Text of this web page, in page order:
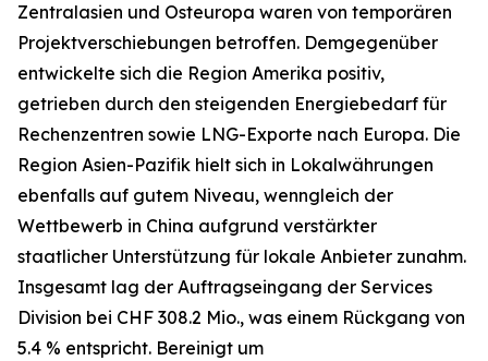
Zentralasien und Osteuropa waren von temporären
Projektverschiebungen betroffen. Demgegenüber
entwickelte sich die Region Amerika positiv,
getrieben durch den steigenden Energiebedarf für
Rechenzentren sowie LNG-Exporte nach Europa. Die
Region Asien-Pazifik hielt sich in Lokalwährungen
ebenfalls auf gutem Niveau, wenngleich der
Wettbewerb in China aufgrund verstärkter
staatlicher Unterstützung für lokale Anbieter zunahm.
Insgesamt lag der Auftragseingang der Services
Division bei CHF 308.2 Mio., was einem Rückgang von
5.4 % entspricht. Bereinigt um